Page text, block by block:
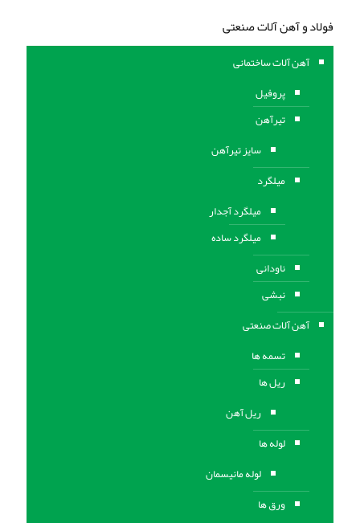
فولاد و آهن آلات صنعتی
آهن آلات ساختمانی
پروفیل
تیرآهن
سایز تیرآهن
میلگرد
میلگرد آجدار
میلگرد ساده
ناودانی
نبشی
آهن آلات صنعتی
تسمه ها
ریل ها
ریل آهن
لوله ها
لوله مانیسمان
ورق ها